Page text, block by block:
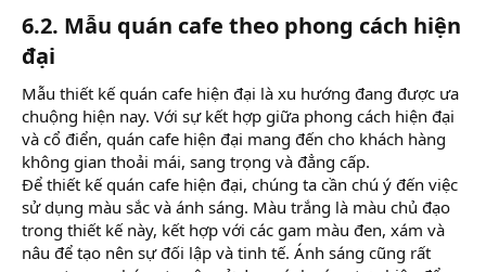
6.2. Mẫu quán cafe theo phong cách hiện
đại​
Mẫu thiết kế quán cafe hiện đại là xu hướng đang được ưa
chuộng hiện nay. Với sự kết hợp giữa phong cách hiện đại
và cổ điển, quán cafe hiện đại mang đến cho khách hàng
không gian thoải mái, sang trọng và đẳng cấp.
Để thiết kế quán cafe hiện đại, chúng ta cần chú ý đến việc
sử dụng màu sắc và ánh sáng. Màu trắng là màu chủ đạo
trong thiết kế này, kết hợp với các gam màu đen, xám và
nâu để tạo nên sự đối lập và tinh tế. Ánh sáng cũng rất